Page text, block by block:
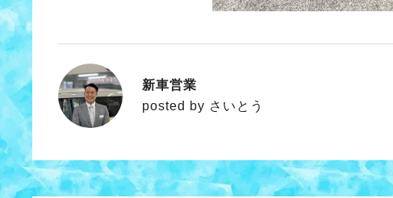
さいとう
新車営業
posted by さいとう